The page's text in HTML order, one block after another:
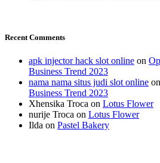
Recent Comments
apk injector hack slot online on
Business Trend 2023
nama nama situs judi slot online on
Business Trend 2023
Xhensika Troca on Lotus Flower
nurije Troca on Lotus Flower
Ilda on Pastel Bakery